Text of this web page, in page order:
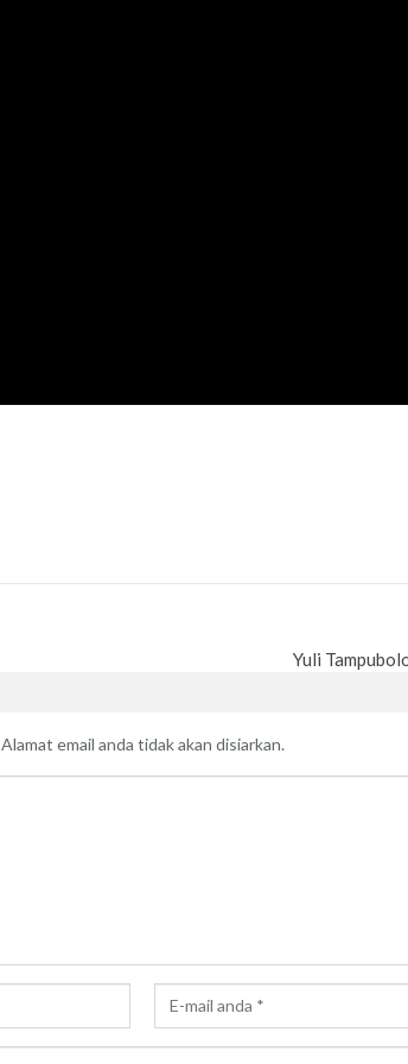
Yuli
Alamat email anda tidak akan disiarkan.